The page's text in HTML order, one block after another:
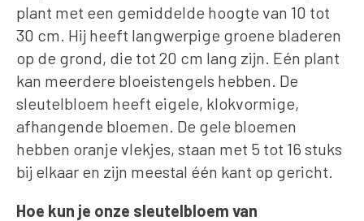
plant met een gemiddelde hoogte van 10 tot
30 cm. Hij heeft langwerpige groene bladeren
op de grond, die tot 20 cm lang zijn. Eén plant
kan meerdere bloeistengels hebben. De
sleutelbloem heeft eigele, klokvormige,
afhangende bloemen. De gele bloemen
hebben oranje vlekjes, staan met 5 tot 16 stuks
bij elkaar en zijn meestal één kant op gericht.
Hoe kun je onze sleutelbloem van